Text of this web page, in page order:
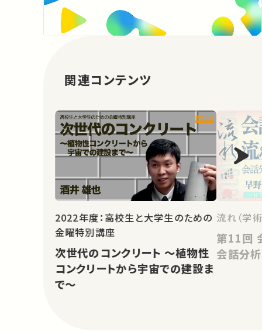
関連コンテンツ
2022年度：高校生と大学生のための
金曜特別講座
次世代のコンクリート ～植物性
コンクリートから宇宙での建設ま
で～
流れ（学
第11回 会話を紡ぐ流れの諸相：
会話分